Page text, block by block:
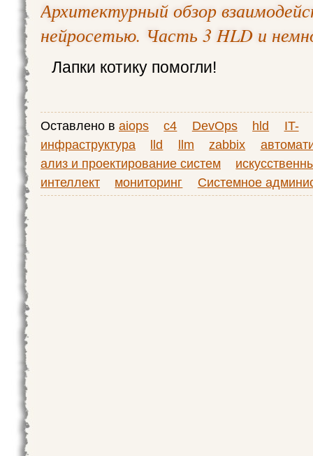
Архитектурный обзор
нейросетью. Часть 3 HLD и
Лапки котику помогли!
Оставлено в aiops c4 DevOps hld
IT-
инфраструктура
lld llm zabbix
ализ и проектирование систем
интеллект
мониторинг Системное